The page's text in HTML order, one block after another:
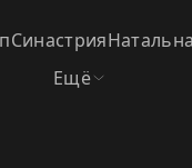
Синастрия
Ещё